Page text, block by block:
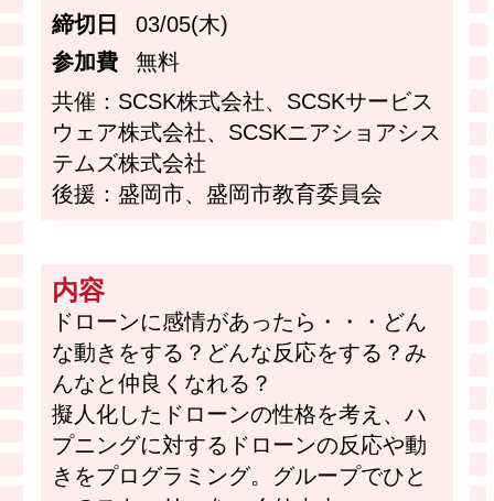
締切日
03/05(木)
参加費
無料
共催：SCSK株式会社、SCSKサービス
ウェア株式会社、SCSKニアショアシス
テムズ株式会社
後援：盛岡市、盛岡市教育委員会
内容
ドローンに感情があったら・・・どん
な動きをする？どんな反応をする？み
んなと仲良くなれる？
擬人化したドローンの性格を考え、ハ
プニングに対するドローンの反応や動
きをプログラミング。グループでひと